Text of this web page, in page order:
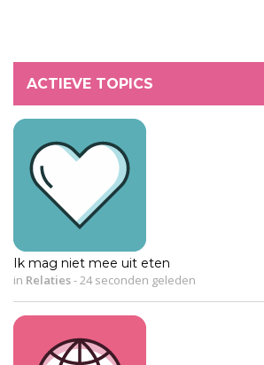
ACTIEVE TOPICS
Ik mag niet mee uit eten
in Relaties-24 seconden geleden